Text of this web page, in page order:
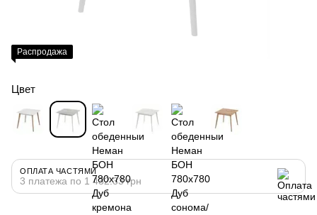
Распродажа
Цвет
ОПЛАТА ЧАСТЯМИ
3 платежа по 1 432.33 грн